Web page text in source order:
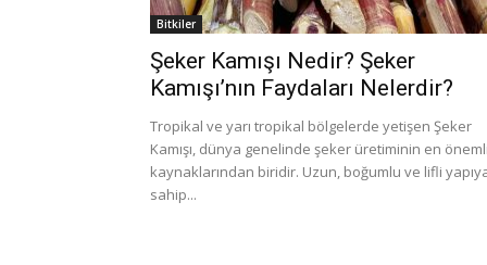
Bitkiler
Şeker Kamışı Nedir? Şeker
Kamışı’nın Faydaları Nelerdir?
Tropikal ve yarı tropikal bölgelerde yetişen Şeker
Kamışı, dünya genelinde şeker üretiminin en
kaynaklarından biridir. Uzun, boğumlu ve lifli
sahip...